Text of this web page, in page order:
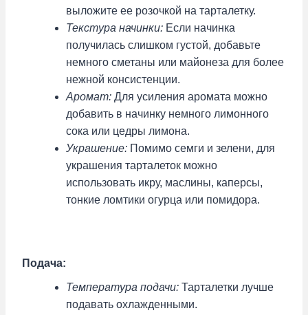
выложите ее розочкой на тарталетку.
Текстура начинки: Если начинка
получилась слишком густой, добавьте
немного сметаны или майонеза для более
нежной консистенции.
Аромат: Для усиления аромата можно
добавить в начинку немного лимонного
сока или цедры лимона.
Украшение: Помимо семги и зелени, для
украшения тарталеток можно
использовать икру, маслины, каперсы,
тонкие ломтики огурца или помидора.
Подача:
Температура подачи: Тарталетки лучше
подавать охлажденными.